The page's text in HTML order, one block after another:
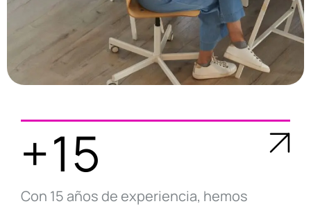
+15
Con 15 años de experiencia, hemos